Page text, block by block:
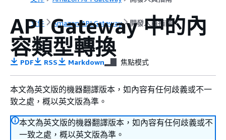
文件 Amazon API Gateway 開發人員指南
API Gateway 中的內
容類型轉換
PDF RSS Markdown 焦點模式
本文為英文版的機器翻譯版本，如內容有任何歧義或不一
致之處，概以英文版為準。
本文為英文版的機器翻譯版本，如內容有任何歧義或不
一致之處，概以英文版為準。